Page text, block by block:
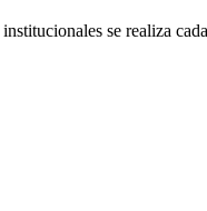
se realiza